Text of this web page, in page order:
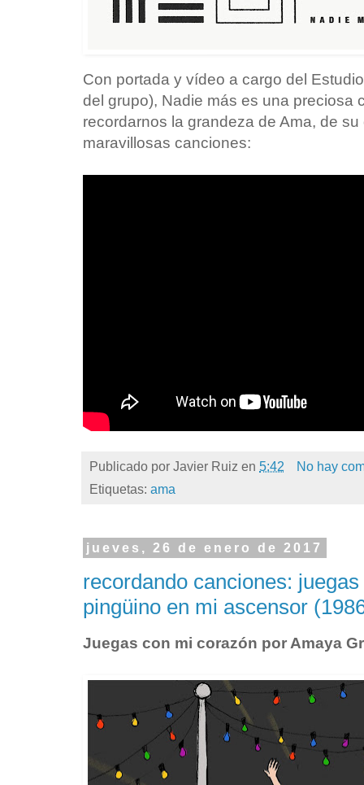
Con portada y vídeo a cargo del
del grupo), Nadie más es una preciosa
recordarnos la grandeza de Ama, de
maravillosas canciones:
Publicado por Javier Ruiz en 5:42
No hay
Etiquetas: ama
jueves, 26 de enero de 2017
recordando canciones:
pingüino en mi ascensor
Juegas con mi corazón por Amaya